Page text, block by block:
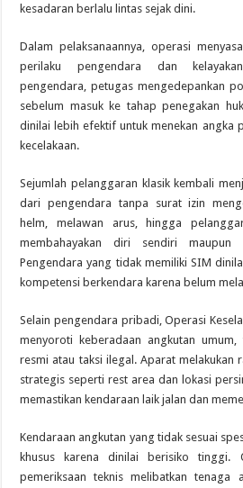
kesadaran berlalu lintas sejak dini.
Dalam pelaksanaannya, operasi
perilaku pengendara dan
pengendara, petugas mengedepankan
sebelum masuk ke tahap penegakan
dinilai lebih efektif untuk menekan angka
kecelakaan.
Sejumlah pelanggaran klasik kembali
dari pengendara tanpa surat izin
helm, melawan arus, hingga
membahayakan diri sendiri maupun
Pengendara yang tidak memiliki SIM
kompetensi berkendara karena belum
Selain pengendara pribadi, Operasi
menyoroti keberadaan angkutan
resmi atau taksi ilegal. Aparat melakukan
strategis seperti rest area dan lokasi
memastikan kendaraan laik jalan dan
Kendaraan angkutan yang tidak sesuai
khusus karena dinilai berisiko tinggi.
pemeriksaan teknis melibatkan tenaga